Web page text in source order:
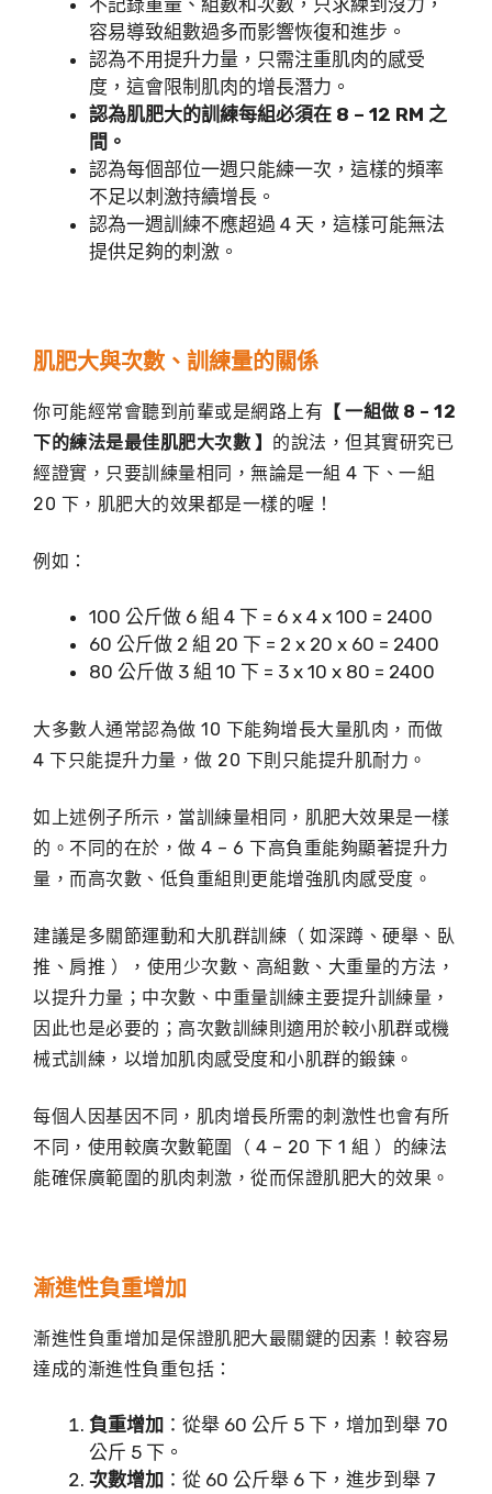
容易導致組數過多而影響恢復和進步。
認為不用提升力量，只需注重肌肉的感受
度，這會限制肌肉的增長潛力。
認為肌肥大的訓練每組必須在 8 – 12 RM 之
間。
認為每個部位一週只能練一次，這樣的頻率
不足以刺激持續增長。
認為一週訓練不應超過 4 天，這樣可能無法
提供足夠的刺激。
肌肥大與次數、訓練量的關係
你可能經常會聽到前輩或是網路上有 【 一組做 8 – 12
下的練法是最佳肌肥大次數 】 的說法，但其實研究已
經證實，只要訓練量相同，無論是一組 4 下、一組
20 下，肌肥大的效果都是一樣的喔！
例如：
100 公斤做 6 組 4 下 = 6 x 4 x 100 = 2400
60 公斤做 2 組 20 下 = 2 x 20 x 60 = 2400
80 公斤做 3 組 10 下 = 3 x 10 x 80 = 2400
大多數人通常認為做 10 下能夠增長大量肌肉，而做
4 下只能提升力量，做 20 下則只能提升肌耐力。
如上述例子所示，當訓練量相同，肌肥大效果是一樣
的。不同的在於，做 4 – 6 下高負重能夠顯著提升力
量，而高次數、低負重組則更能增強肌肉感受度。
建議是多關節運動和大肌群訓練（ 如深蹲、硬舉、臥
推、肩推 ），使用少次數、高組數、大重量的方法，
以提升力量；中次數、中重量訓練主要提升訓練量，
因此也是必要的；高次數訓練則適用於較小肌群或機
械式訓練，以增加肌肉感受度和小肌群的鍛鍊。
每個人因基因不同，肌肉增長所需的刺激性也會有所
不同，使用較廣次數範圍（ 4 – 20 下 1 組 ）的練法
能確保廣範圍的肌肉刺激，從而保證肌肥大的效果。
漸進性負重增加
漸進性負重增加是保證肌肥大最關鍵的因素！較容易
達成的漸進性負重包括：
負重增加 ：從舉 60 公斤 5 下，增加到舉 70
公斤 5 下。
次數增加 ：從 60 公斤舉 6 下，進步到舉 7